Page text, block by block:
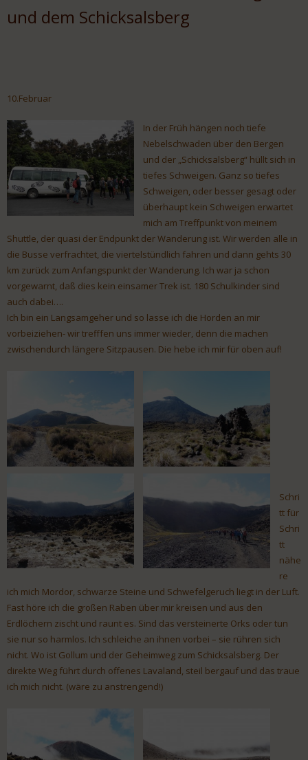
und dem Schicksalsberg
10.Februar
In der Früh hängen noch tiefe
Nebelschwaden über den Bergen
und der „Schicksalsberg“ hüllt sich in
tiefes Schweigen. Ganz so tiefes
Schweigen, oder besser gesagt oder
überhaupt kein Schweigen erwartet
mich am Treffpunkt von meinem
Shuttle, der quasi der Endpunkt der Wanderung ist. Wir werden alle in
die Busse verfrachtet, die viertelstündlich fahren und dann gehts 30
km zurück zum Anfangspunkt der Wanderung. Ich war ja schon
vorgewarnt, daß dies kein einsamer Trek ist. 180 Schulkinder sind
auch dabei….
Ich bin ein Langsamgeher und so lasse ich die Horden an mir
vorbeiziehen- wir trefffen uns immer wieder, denn die machen
zwischendurch längere Sitzpausen. Die hebe ich mir für oben auf!
Schri
tt für
Schri
tt
nähe
re
ich mich Mordor, schwarze Steine und Schwefelgeruch liegt in der Luft.
Fast höre ich die großen Raben über mir kreisen und aus den
Erdlöchern zischt und raunt es. Sind das versteinerte Orks oder tun
sie nur so harmlos. Ich schleiche an ihnen vorbei – sie rühren sich
nicht. Wo ist Gollum und der Geheimweg zum Schicksalsberg. Der
direkte Weg führt durch offenes Lavaland, steil bergauf und das traue
ich mich nicht. (wäre zu anstrengend!)